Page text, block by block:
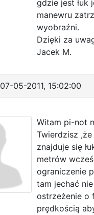
gdzie jest łuk
manewru
wyobraźni.
Dzięki za
Jacek M.
07-05-2011, 15:02:00
Witam pi-not
Twierdzisz ,że
znajduje się
metrów
ograniczenie
tam jechać
ostrzeżenie o
prędkością